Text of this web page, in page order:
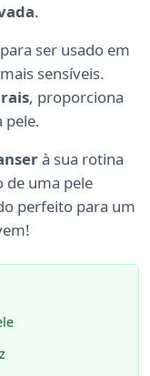
.
ser usado em
sensíveis.
, proporciona
pele.
à sua rotina
de uma pele
perfeito para um